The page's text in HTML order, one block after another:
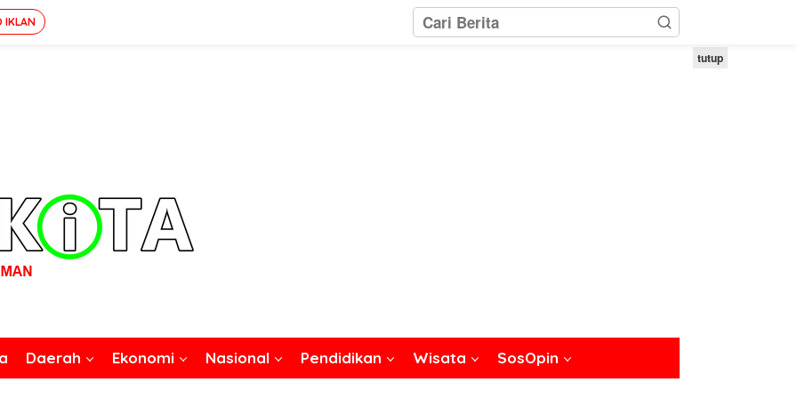
IKLAN
Daerah Ekonomi Nasional Pendidikan Wisata SosOpin
tutup